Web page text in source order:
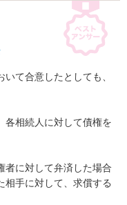
て合意したとしても、
各相続人に対して債権を
者に対して弁済した場合
相手に対して、求償する